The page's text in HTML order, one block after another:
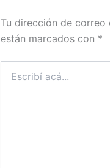
Tu dirección de
están marcados con *
acá...